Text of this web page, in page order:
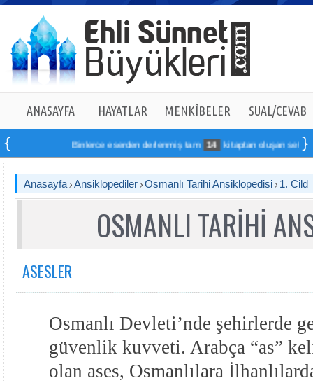
ANASAYFA HAYATLAR MENKÎBELER SUAL/CEVAB
Binlerce eserden derlenmiş tam 14 kitaptan oluşan seti
Anasayfa Ansiklopediler Osmanlı Tarihi Ansiklopedisi 1. Cild
OSMANLI TARİHİ
ASESLER
Osmanlı Devleti’nde şehirlerde
güvenlik kuvveti. Arabça “as”
olan ases, Osmanlılara